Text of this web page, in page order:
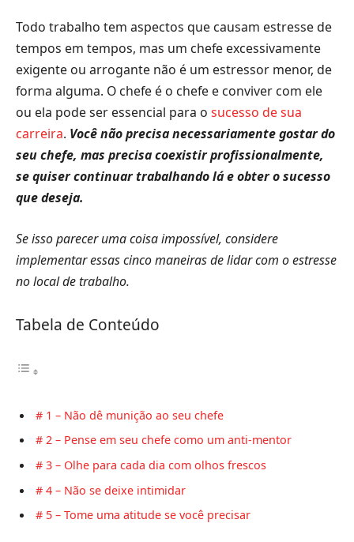
Todo trabalho tem aspectos que causam estresse de
tempos em tempos, mas um chefe excessivamente
exigente ou arrogante não é um estressor menor, de
forma alguma. O chefe é o chefe e conviver com ele
ou ela pode ser essencial para o sucesso de sua
carreira. Você não precisa necessariamente gostar do
seu chefe, mas precisa coexistir profissionalmente,
se quiser continuar trabalhando lá e obter o sucesso
que deseja.
Se isso parecer uma coisa impossível, considere
implementar essas cinco maneiras de lidar com o estresse
no local de trabalho.
Tabela de Conteúdo
# 1 – Não dê munição ao seu chefe
# 2 – Pense em seu chefe como um anti-mentor
# 3 – Olhe para cada dia com olhos frescos
# 4 – Não se deixe intimidar
# 5 – Tome uma atitude se você precisar